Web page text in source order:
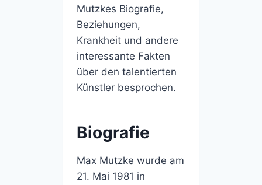
Mutzkes Biografie,
Beziehungen,
Krankheit und andere
interessante Fakten
über den talentierten
Künstler besprochen.
Biografie
Max Mutzke wurde am
21. Mai 1981 in